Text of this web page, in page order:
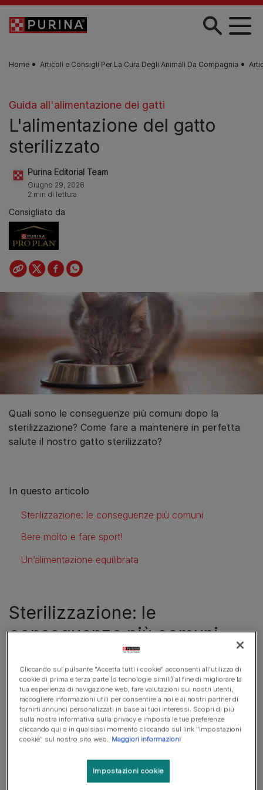
Skip to main content
Home Articoli e Consigli Per La Cura Degli Animali Da Compagnia
Guida all'alimentazione dei gatti
L'alimentazione del gatto
sterilizzato
Purina Editorial Team
Giugno 29, 2026
2 min di lettura
Consigliato da
Quali sono le conseguenze più comuni dopo la
sterilizzazione? Come fare a mantenere in perfetta
salute il nostro gatto sterilizzato?
In questo articolo
Sterilizzazione: le conseguenze più comuni
Bere molto e fare sport!
Un’alimentazione equilibrata
Sterilizzazione: le
conseguenze più comuni
tranquillie più coccoloni, non sentono più l’urgenza di
scappare di casa e si abituano con più facilità a una
normale vita da appartamento.Aumentainoltreil loro
appetito, che sarà tutto da controllare attraverso un
nuovo schema alimentare bilanciato.
Si assiste poi ad una diminuzione dell'
che regola il loro metabolismo e, proprio per questo, è
Cliccando sul pulsante "Accetta tutti i cookie" acconsenti all'utilizzo di
cookie di prima e terza parte (o tecnologie simili) al fine di migliorare la
tua esperienza di navigazione web, fare valutazioni sui nostri utenti,
raccogliere informazioni utili per consentire a noi e ai nostri partner di
fornirti annunci personalizzati in base ai tuoi interessi. Scopri di più
sulla nostra informativa sulla privacy e imposta le tue preferenze
cliccando qui o in qualsiasi momento cliccando sul link "Impostazioni
cookie" sul nostro sito web. Maggiori informazioni
Impostazioni cookie